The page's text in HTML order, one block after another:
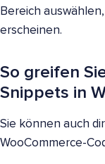
Bereich
erscheinen.
So greifen
Snippets in
Sie können auch
WooCommerce-